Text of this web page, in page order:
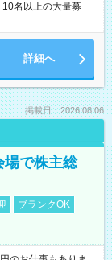
10名以上の大量募
詳細へ
掲載日：2026.08.06
場で株主総
ブランクOK